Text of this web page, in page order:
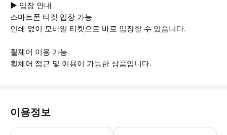
▶ 입장 안내
스마트폰 티켓 입장 가능
인쇄 없이 모바일 티켓으로 바로 입장할 수 있습니다.
휠체어 이용 가능
휠체어 접근 및 이용이 가능한 상품입니다.
이용정보
▶ 꼭 알아두세요 * Rock of Ages